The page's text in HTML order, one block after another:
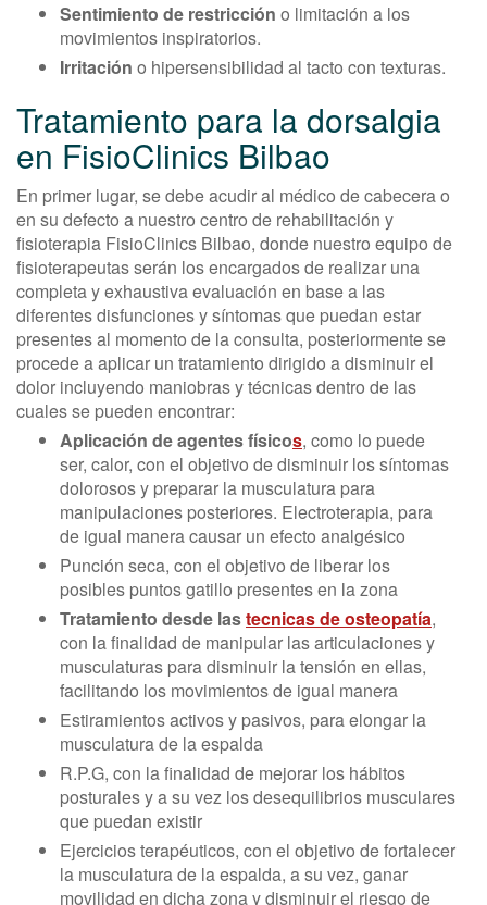
Sentimiento de restricción o limitación a los
movimientos inspiratorios.
Irritación o hipersensibilidad al tacto con texturas.
Tratamiento para la dorsalgia
en FisioClinics Bilbao
En primer lugar, se debe acudir al médico de cabecera o
en su defecto a nuestro centro de rehabilitación y
fisioterapia FisioClinics Bilbao, donde nuestro equipo de
fisioterapeutas serán los encargados de realizar una
completa y exhaustiva evaluación en base a las
diferentes disfunciones y síntomas que puedan estar
presentes al momento de la consulta, posteriormente se
procede a aplicar un tratamiento dirigido a disminuir el
dolor incluyendo maniobras y técnicas dentro de las
cuales se pueden encontrar:
Aplicación de agentes físicos, como lo puede
ser, calor, con el objetivo de disminuir los síntomas
dolorosos y preparar la musculatura para
manipulaciones posteriores. Electroterapia, para
de igual manera causar un efecto analgésico
Punción seca, con el objetivo de liberar los
posibles puntos gatillo presentes en la zona
Tratamiento desde lastecnicas de osteopatía,
con la finalidad de manipular las articulaciones y
musculaturas para disminuir la tensión en ellas,
facilitando los movimientos de igual manera
Estiramientos activos y pasivos, para elongar la
musculatura de la espalda
R.P.G, con la finalidad de mejorar los hábitos
posturales y a su vez los desequilibrios musculares
que puedan existir
Ejercicios terapéuticos, con el objetivo de fortalecer
la musculatura de la espalda, a su vez, ganar
movilidad en dicha zona y disminuir el riesgo de